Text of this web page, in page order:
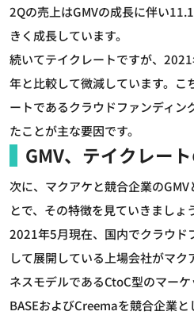
2Qの売上はGMVの成長に伴い
きく成長しています。
続いてテイクレートですが、
年と比較して微減しています。こ
ートであるクラウドファンディン
たことが主な要因です。
GMV、テイクレー
次に、マクアケと競合企業の
とで、その特徴を見ていきましょ
2021年5月現在、国内でクラウド
して展開している上場会社がマ
ネスモデルであるCtoC型のマー
BASEおよびCreemaを競合企業と